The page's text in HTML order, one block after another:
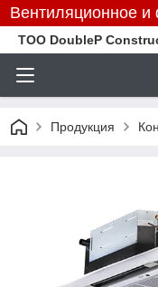
Вентиляционное и
TOO DoubleP
Продукция